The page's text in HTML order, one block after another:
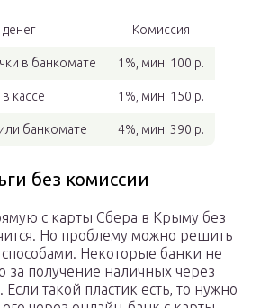
Комиссия
в банкомате 1%, мин. 100 р.
кассе 1%, мин. 150 р.
банкомате 4%, мин. 390 р.
без комиссии
с карты Сбера в Крыму без
Но проблему можно решить
Некоторые банки не
за получение наличных через
такой пластик есть, то нужно